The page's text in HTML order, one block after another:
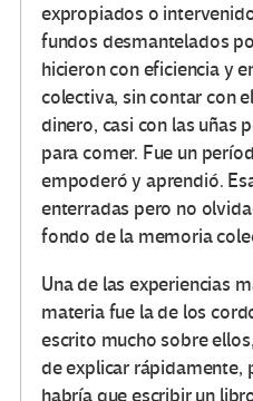
expropiados o
fundos desmantelados
hicieron con eficiencia y
colectiva, sin contar con
dinero, casi con las uñas
para comer. Fue un
empoderó y aprendió.
enterradas pero no
fondo de la memoria
Una de las experiencias
materia fue la de los
escrito mucho sobre
de explicar rápidamente,